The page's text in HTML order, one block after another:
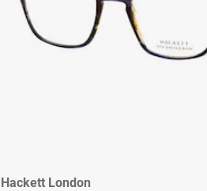
Hackett London